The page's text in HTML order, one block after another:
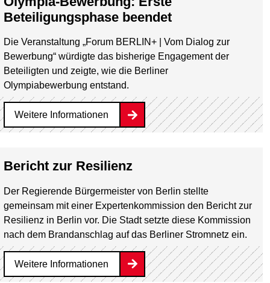
Beteiligungsphase beendet
Die Veranstaltung „Forum BERLIN+ | Vom Dialog zur
Bewerbung“ würdigte das bisherige Engagement der
Beteiligten und zeigte, wie die Berliner
Olympiabewerbung entstand.
Weitere Informationen
Bericht zur Resilienz
Der Regierende Bürgermeister von Berlin stellte
gemeinsam mit einer Expertenkommission den Bericht zur
Resilienz in Berlin vor. Die Stadt setzte diese Kommission
nach dem Brandanschlag auf das Berliner Stromnetz ein.
Weitere Informationen